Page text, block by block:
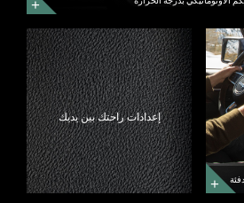
إعدادات راحتك بين يديك